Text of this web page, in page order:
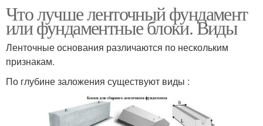
Что лучше ленточный фундамент
или фундаментные блоки. Виды
Ленточные основания различаются по нескольким
признакам.
По глубине заложения существуют виды :